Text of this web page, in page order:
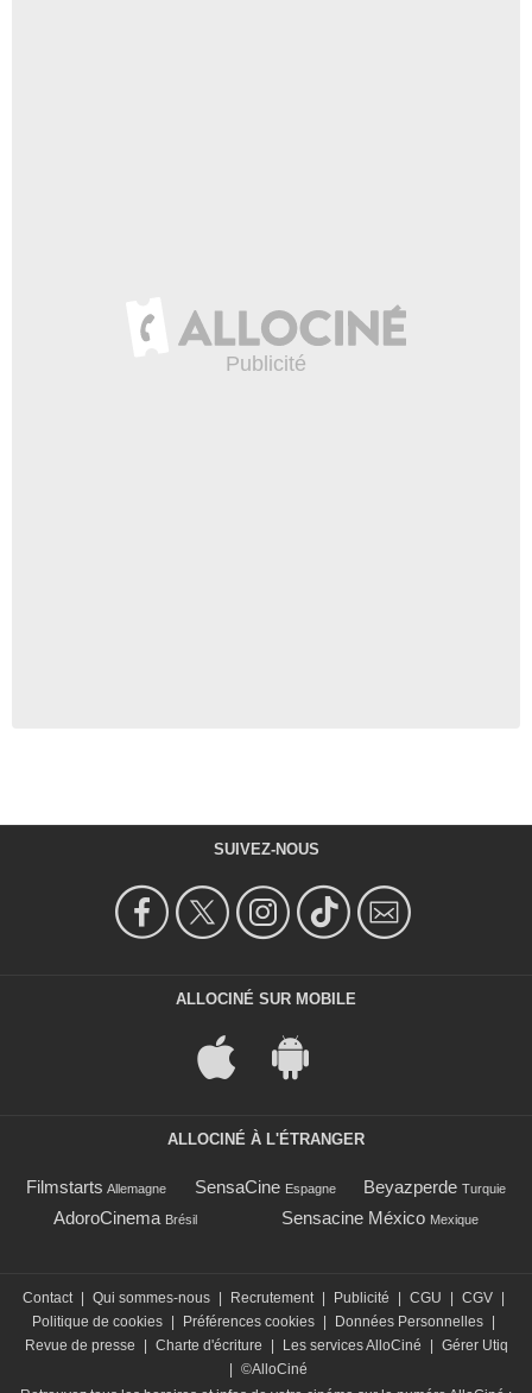
SUIVEZ-NOUS
ALLOCINÉ SUR MOBILE
ALLOCINÉ À L'ÉTRANGER
Filmstarts Allemagne SensaCine Espagne Beyazperde Turquie
AdoroCinema Brésil Sensacine México Mexique
Contact | Qui sommes-nous | Recrutement | Publicité | CGU | CGV |
Politique de cookies | Préférences cookies | Données Personnelles |
Revue de presse
| Charte d'écriture | Les services AlloCiné | Gérer Utiq
| ©AlloCiné